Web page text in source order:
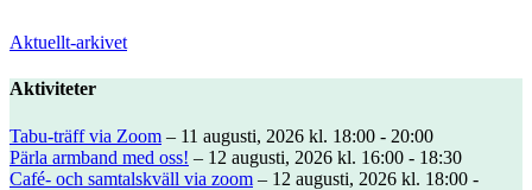
Aktuellt-arkivet
Aktiviteter
Tabu-träff via Zoom – 11 augusti, 2026 kl. 18:00 - 20:00
Pärla armband med oss! – 12 augusti, 2026 kl. 16:00 - 18:30
Café- och samtalskväll via zoom – 12 augusti, 2026 kl. 18:00 -